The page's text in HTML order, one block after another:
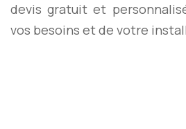
devis gratuit et
vos besoins et de votre